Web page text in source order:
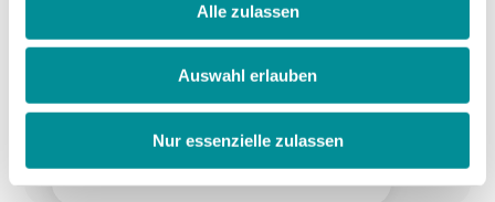
Alle zulassen
Auswahl erlauben
Nur essenzielle zulassen
Einsatzpauschale:150.-
Stundensatz Fahrzeit:115.-/h
Fahrspesen Servicefahrzeug:
Inklusive